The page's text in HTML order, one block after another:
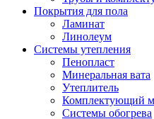
Покрытия для пола
Ламинат
Линолеум
Системы утепления
Пенопласт
Минеральная вата
Утеплитель
Комплектующий
Системы обогрева